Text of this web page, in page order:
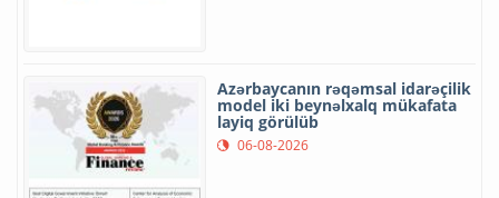
Azərbaycanın rəqəmsal idarəçilik
model iki beynəlxalq mükafata
layiq görülüb
06-08-2026